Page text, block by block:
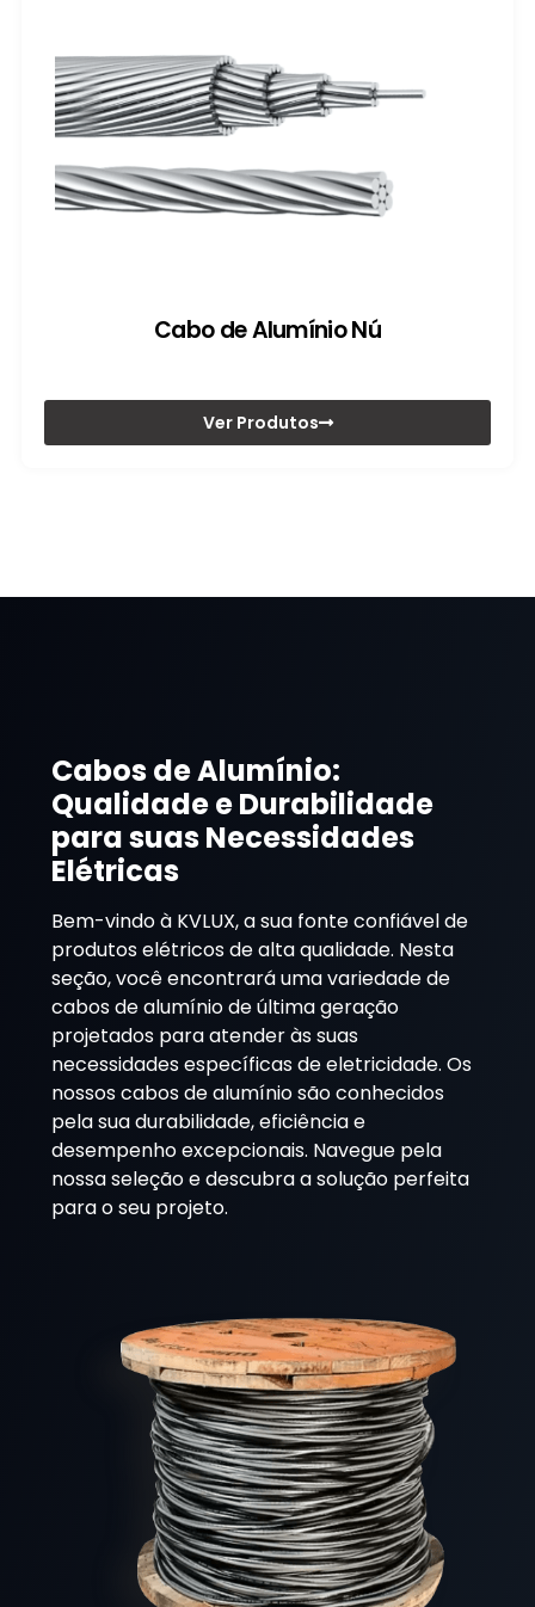
Cabo de Alumínio Nú
Ver Produtos
Cabos de Alumínio:
Qualidade e Durabilidade
para suas Necessidades
Elétricas
Bem-vindo à KVLUX, a sua fonte confiável de
produtos elétricos de alta qualidade. Nesta
seção, você encontrará uma variedade de
cabos de alumínio de última geração
projetados para atender às suas
necessidades específicas de eletricidade. Os
nossos cabos de alumínio são conhecidos
pela sua durabilidade, eficiência e
desempenho excepcionais. Navegue pela
nossa seleção e descubra a solução perfeita
para o seu projeto.